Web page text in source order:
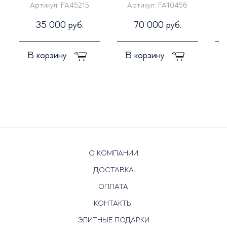
Артикул: FA45215
35 000 руб.
В корзину
Артикул: FA10456
70 000 руб.
В корзину
О КОМПАНИИ
ДОСТАВКА
ОПЛАТА
КОНТАКТЫ
ЭЛИТНЫЕ ПОДАРКИ